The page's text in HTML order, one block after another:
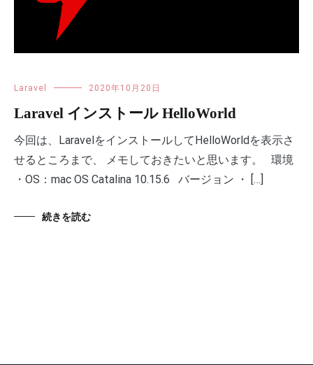
Laravel 2020年10月20日
Laravel インストール HelloWorld
今回は、LaravelをインストールしてHelloWorldを表示さ
せるところまで、 メモしておきたいと思います。 環境
・OS：mac OS Catalina 10.15.6 バージョン ・ […]
続きを読む